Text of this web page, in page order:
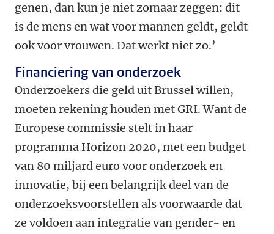
genen, dan kun je niet zomaar zeggen: dit
is de mens en wat voor mannen geldt, geldt
ook voor vrouwen. Dat werkt niet zo.’
Financiering van onderzoek
Onderzoekers die geld uit Brussel willen,
moeten rekening houden met GRI. Want de
Europese commissie stelt in haar
programma Horizon 2020, met een budget
van 80 miljard euro voor onderzoek en
innovatie, bij een belangrijk deel van de
onderzoeksvoorstellen als voorwaarde dat
ze voldoen aan integratie van gender- en